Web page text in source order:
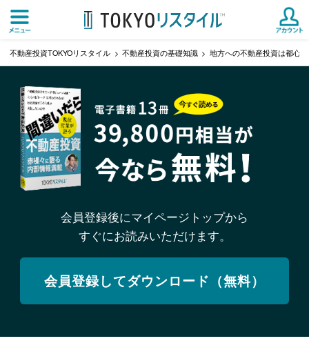
不動産投資TOKYOリスタイル 不動産投資の基礎知識 地方への不動産投資は都心
会員登録後にマイページトップから
すぐにお読みいただけます。
会員登録してダウンロード（無料）